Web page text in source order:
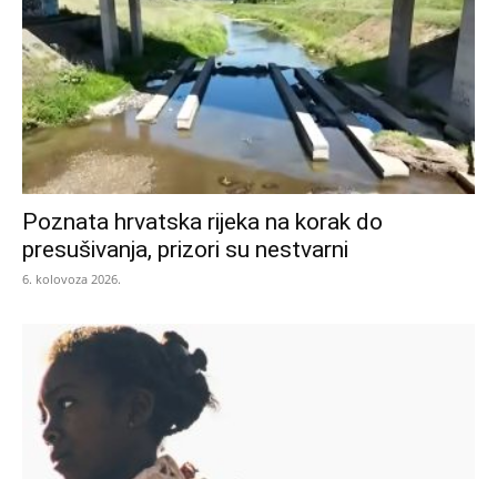
Poznata hrvatska rijeka na korak do
presušivanja, prizori su nestvarni
6. kolovoza 2026.